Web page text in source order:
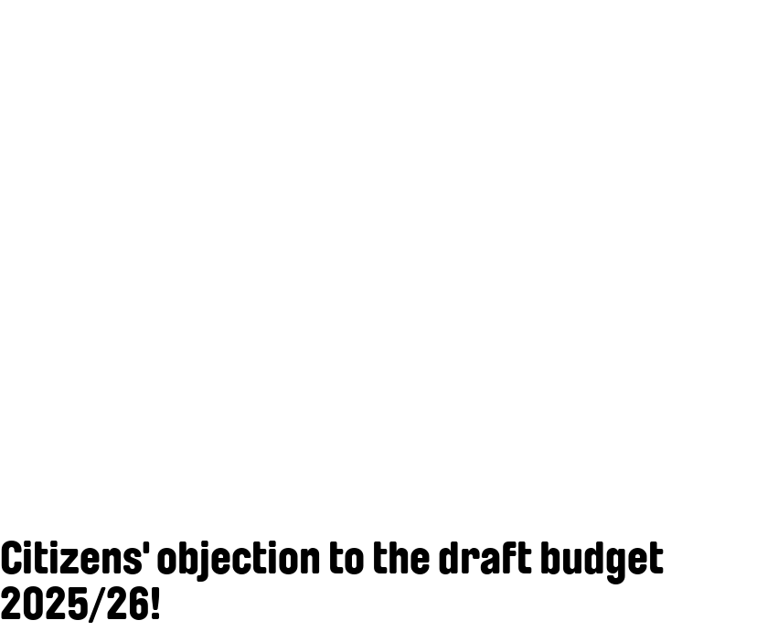
Citizens' objection to the draft budget
2025/26!